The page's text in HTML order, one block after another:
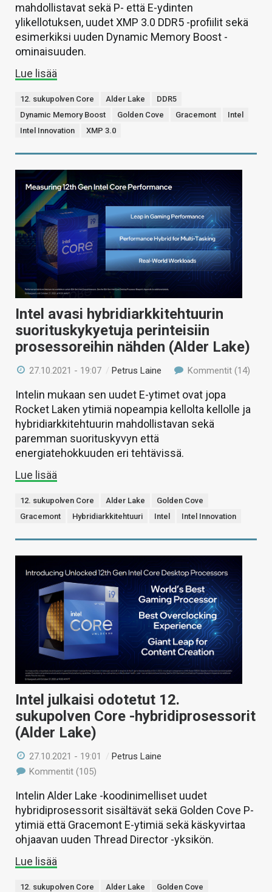
mahdollistavat sekä P- että E-ydinten
ylikellotuksen, uudet XMP 3.0 DDR5 -profiilit sekä
esimerkiksi uuden Dynamic Memory Boost -
ominaisuuden.
Lue lisää
12. sukupolven Core Alder Lake
DDR5
Dynamic Memory Boost
Golden Cove Gracemont
Intel
Intel Innovation
XMP 3.0
Intel avasi hybridiarkkitehtuurin
suorituskykyetuja perinteisiin
prosessoreihin nähden (Alder Lake)
27.10.2021 - 19:07 /Petrus Laine Kommentit (14)
Intelin mukaan sen uudet E-ytimet ovat jopa
Rocket Laken ytimiä nopeampia kellolta kellolle ja
hybridiarkkitehtuurin mahdollistavan sekä
paremman suorituskyvyn että
energiatehokkuuden eri tehtävissä.
Lue lisää
12. sukupolven Core Alder Lake
Golden Cove
Gracemont
Hybridiarkkitehtuuri Intel Intel Innovation
Intel julkaisi odotetut 12.
sukupolven Core -hybridiprosessorit
(Alder Lake)
27.10.2021 - 19:01 /Petrus Laine
Kommentit (105)
Intelin Alder Lake -koodinimelliset uudet
hybridiprosessorit sisältävät sekä Golden Cove P-
ytimiä että Gracemont E-ytimiä sekä käskyvirtaa
ohjaavan uuden Thread Director -yksikön.
Lue lisää
12. sukupolven Core Alder Lake Golden Cove